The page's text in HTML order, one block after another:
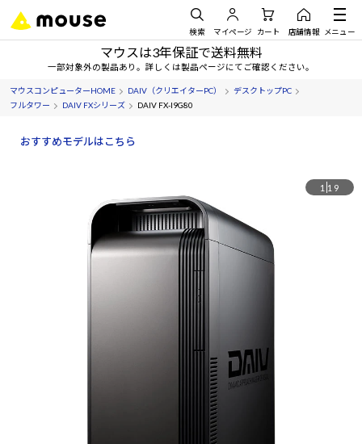
検索 マイページ カート 店舗情報 メニュー
マウスは3年保証で送料無料
一部対象外の製品あり。詳しくは製品ページにてご確認ください。
マウスコンピューターHOME DAIV（クリエイターPC）
デスクトップPC
フルタワー
DAIV FXシリーズ DAIV FX-I9G80
おすすめモデルはこちら
1 19